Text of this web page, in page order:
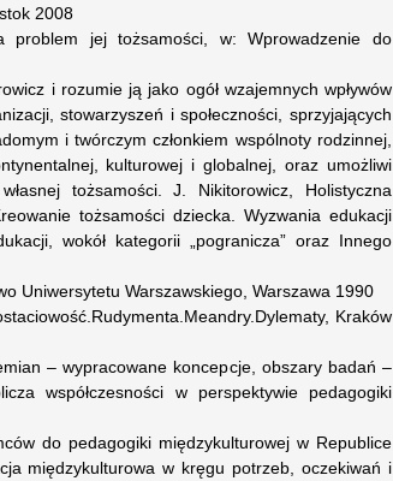
2008
jej tożsamości, w: Wprowadzenie do
i rozumie ją jako ogół wzajemnych wpływów
stowarzyszeń i społeczności, sprzyjających
i twórczym członkiem wspólnoty rodzinnej,
kulturowej i globalnej, oraz umożliwi
tożsamości. J. Nikitorowicz, Holistyczna
tożsamości dziecka. Wyzwania edukacji
wokół kategorii „pogranicza” oraz Innego
Uniwersytetu Warszawskiego, Warszawa 1990
Kraków
– wypracowane koncepcje, obszary badań –
współczesności w perspektywie pedagogiki
do pedagogiki międzykulturowej w Republice
międzykulturowa w kręgu potrzeb, oczekiwań i